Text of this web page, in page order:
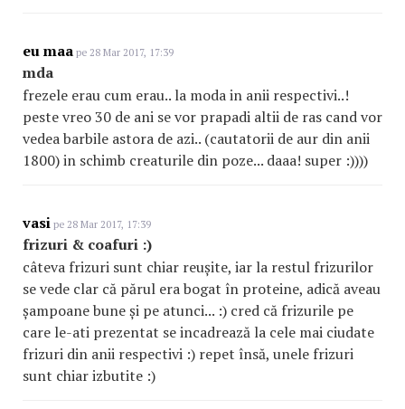
eu maa pe 28 Mar 2017, 17:39
mda
frezele erau cum erau.. la moda in anii respectivi..!
peste vreo 30 de ani se vor prapadi altii de ras cand vor
vedea barbile astora de azi.. (cautatorii de aur din anii
1800) in schimb creaturile din poze... daaa! super :))))
vasi pe 28 Mar 2017, 17:39
frizuri & coafuri :)
câteva frizuri sunt chiar reușite, iar la restul frizurilor
se vede clar că părul era bogat în proteine, adică aveau
șampoane bune și pe atunci... :) cred că frizurile pe
care le-ati prezentat se incadrează la cele mai ciudate
frizuri din anii respectivi :) repet însă, unele frizuri
sunt chiar izbutite :)